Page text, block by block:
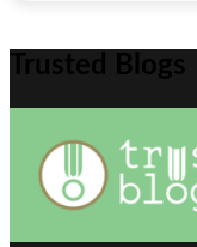
Trusted Blogs